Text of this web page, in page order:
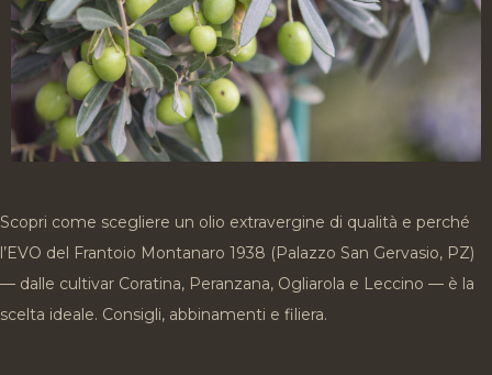
Scopri come scegliere un olio extravergine di qualità e perché
l’EVO del Frantoio Montanaro 1938 (Palazzo San Gervasio, PZ)
— dalle cultivar Coratina, Peranzana, Ogliarola e Leccino — è la
scelta ideale. Consigli, abbinamenti e filiera.